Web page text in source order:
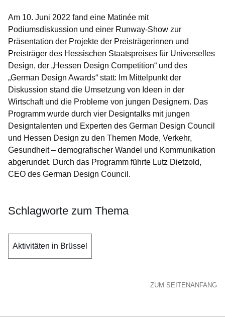
Am 10. Juni 2022 fand eine Matinée mit
Podiumsdiskussion und einer Runway-Show zur
Präsentation der Projekte der Preisträgerinnen und
Preisträger des Hessischen Staatspreises für Universelles
Design, der „Hessen Design Competition“ und des
„German Design Awards“ statt: Im Mittelpunkt der
Diskussion stand die Umsetzung von Ideen in der
Wirtschaft und die Probleme von jungen Designern. Das
Programm wurde durch vier Designtalks mit jungen
Designtalenten und Experten des German Design Council
und Hessen Design zu den Themen Mode, Verkehr,
Gesundheit – demografischer Wandel und Kommunikation
abgerundet. Durch das Programm führte Lutz Dietzold,
CEO des German Design Council.
Schlagworte zum Thema
Aktivitäten in Brüssel
ZUM SEITENANFANG